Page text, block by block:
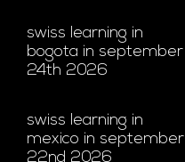
swiss learning in
bogota in september
24th 2026
swiss learning in
mexico in september
22nd 2026